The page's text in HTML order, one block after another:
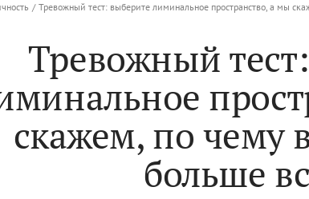
/ Тревожный тест: выберите лиминальное пространство, а мы
Тревожный
скажем, по чему
больше